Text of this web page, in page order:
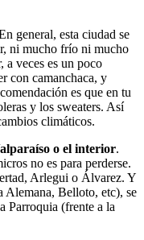
general, esta ciudad se
ni mucho frío ni mucho
a veces es un poco
con camanchaca, y
es que en tu
y los sweaters. Así
climáticos.
o el interior.
no es para perderse.
Arlegui o Álvarez. Y
Belloto, etc), se
Parroquia (frente a la